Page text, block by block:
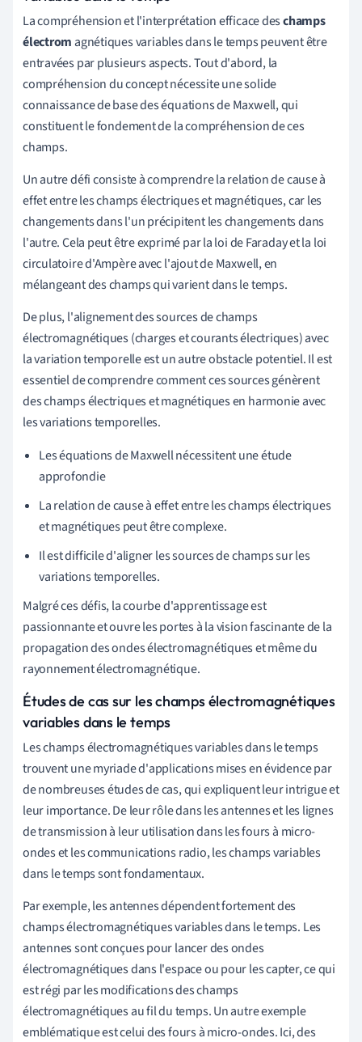
La compréhension et l'interprétation efficace deschamps
électrom agnétiques variables dans le temps peuvent être
entravées par plusieurs aspects. Tout d'abord, la
compréhension du concept nécessite une solide
connaissance de base des équations de Maxwell, qui
constituent le fondement de la compréhension de ces
champs.
Un autre défi consiste à comprendre la relation de cause à
effet entre les champs électriques et magnétiques, car les
changements dans l'un précipitent les changements dans
l'autre. Cela peut être exprimé par la loi de Faraday et la loi
circulatoire d'Ampère avec l'ajout de Maxwell, en
mélangeant des champs qui varient dans le temps.
De plus, l'alignement des sources de champs
électromagnétiques (charges et courants électriques) avec
la variation temporelle est un autre obstacle potentiel. Il est
essentiel de comprendre comment ces sources génèrent
des champs électriques et magnétiques en harmonie avec
les variations temporelles.
Les équations de Maxwell nécessitent une étude
approfondie
La relation de cause à effet entre les champs électriques
et magnétiques peut être complexe.
Il est difficile d'aligner les sources de champs sur les
variations temporelles.
Malgré ces défis, la courbe d'apprentissage est
passionnante et ouvre les portes à la vision fascinante de la
propagation des ondes électromagnétiques et même du
rayonnement électromagnétique.
Études de cas sur les champs électromagnétiques
variables dans le temps
Les champs électromagnétiques variables dans le temps
trouvent une myriade d'applications mises en évidence par
de nombreuses études de cas, qui expliquent leur intrigue et
leur importance. De leur rôle dans les antennes et les lignes
de transmission à leur utilisation dans les fours à micro-
ondes et les communications radio, les champs variables
dans le temps sont fondamentaux.
Par exemple, les antennes dépendent fortement des
champs électromagnétiques variables dans le temps. Les
antennes sont conçues pour lancer des ondes
électromagnétiques dans l'espace ou pour les capter, ce qui
est régi par les modifications des champs
électromagnétiques au fil du temps. Un autre exemple
emblématique est celui des fours à micro-ondes. Ici, des